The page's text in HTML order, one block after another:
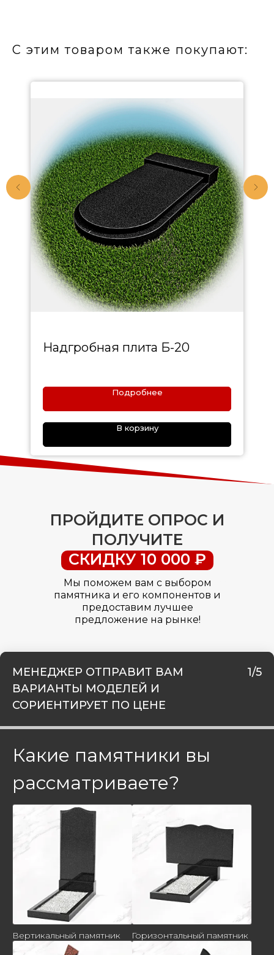
С этим товаром также покупают:
Надгробная плита Б-20
Подробнее
В корзину
ПРОЙДИТЕ ОПРОС И
ПОЛУЧИТЕ
СКИДКУ 10 000 ₽
Мы поможем вам с выбором
памятника и его компонентов и
предоставим лучшее
предложение на рынке!
МЕНЕДЖЕР ОТПРАВИТ ВАМ
ВАРИАНТЫ МОДЕЛЕЙ И
СОРИЕНТИРУЕТ ПО ЦЕНЕ
1/5
Какие памятники вы
рассматриваете?
Вертикальный памятник Горизонтальный памятник